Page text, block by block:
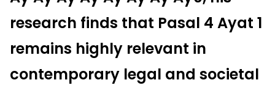
research finds that Pasal 4 Ayat 1
remains highly relevant in
contemporary legal and societal